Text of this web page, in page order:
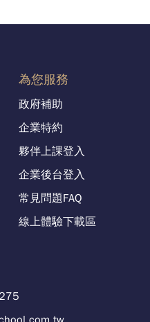
為您服務
政府補助
企業特約
夥伴上課登入
企業後台登入
常見問題FAQ
線上體驗下載區